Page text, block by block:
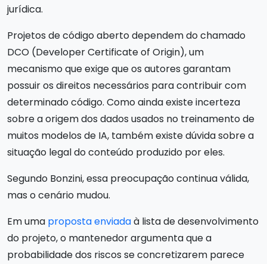
jurídica.
Projetos de código aberto dependem do chamado
DCO (Developer Certificate of Origin), um
mecanismo que exige que os autores garantam
possuir os direitos necessários para contribuir com
determinado código. Como ainda existe incerteza
sobre a origem dos dados usados no treinamento de
muitos modelos de IA, também existe dúvida sobre a
situação legal do conteúdo produzido por eles.
Segundo Bonzini, essa preocupação continua válida,
mas o cenário mudou.
Em uma proposta enviadaà lista de desenvolvimento
do projeto, o mantenedor argumenta que a
probabilidade dos riscos se concretizarem parece